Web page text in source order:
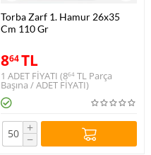
Torba Zarf 1. Hamur 26x35
Cm 110 Gr
864TL
1 ADET FİYATI (864 TL Parça
Başına / ADET FİYATI)
+
−